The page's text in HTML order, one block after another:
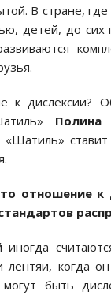
В стране, где
детей, до
к дислексии?
Полина
«Шатиль»
отношение к
лентяи, когда
быть